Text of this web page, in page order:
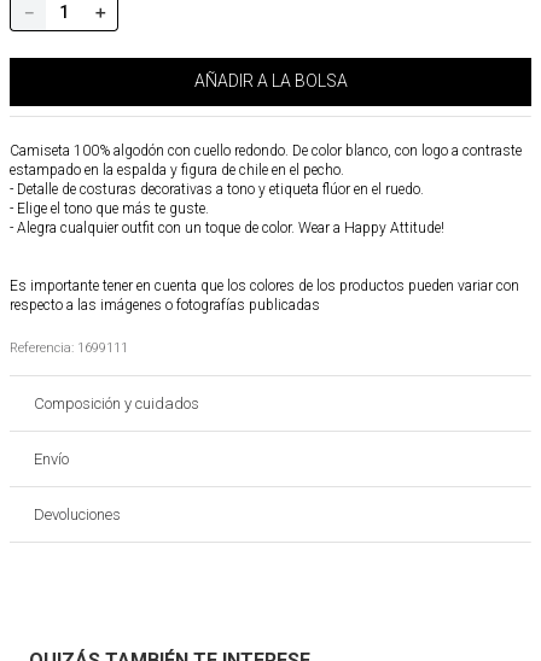
＋
－
AÑADIR A LA BOLSA
Camiseta 100% algodón con cuello redondo. De color blanco, con logo a contraste
estampado en la espalda y figura de chile en el pecho.
- Detalle de costuras decorativas a tono y etiqueta flúor en el ruedo.
- Elige el tono que más te guste.
- Alegra cualquier outfit con un toque de color. Wear a Happy Attitude!
Es importante tener en cuenta que los colores de los productos pueden variar con
respecto a las imágenes o fotografías publicadas
Referencia: 1699111
Composición y cuidados
Envío
Devoluciones